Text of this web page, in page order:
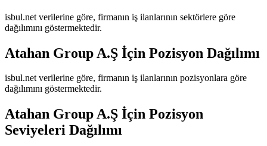
isbul.net verilerine göre, firmanın iş ilanlarının sektörlere göre
dağılımını göstermektedir.
Atahan Group A.Ş İçin Pozisyon Dağılımı
isbul.net verilerine göre, firmanın iş ilanlarının pozisyonlara göre
dağılımını göstermektedir.
Atahan Group A.Ş İçin Pozisyon
Seviyeleri Dağılımı